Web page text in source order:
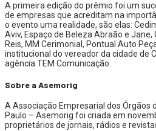
A primeira edição do prêmio foi um
de empresas que acreditam na
o evento uma realidade, são elas:
Aviv, Espaço de Beleza Abraão e Jane,
Reis, MM Cerimonial, Pontual Auto
institucional do vereador da cidade de
agência TEM Comunicação.
Sobre a Asemorig
A Associação Empresarial dos Órgãos
Paulo – Asemorig foi criada em
proprietários de jornais, rádios e